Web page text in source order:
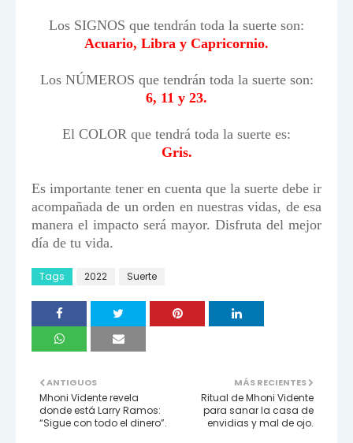
Los SIGNOS que tendrán toda la suerte son:
Acuario, Libra y Capricornio.
Los NÚMEROS que tendrán toda la suerte son:
6, 11 y 23.
El COLOR que tendrá toda la suerte es:
Gris.
Es importante tener en cuenta que la suerte debe ir
acompañada de un orden en nuestras vidas, de esa
manera el impacto será mayor. Disfruta del mejor
día de tu vida.
Tags 2022 Suerte
MÁS RECIENTES
Ritual de Mhoni Vidente
para sanar la casa de
envidias y mal de ojo.
ANTIGUOS
Mhoni Vidente revela
donde está Larry Ramos:
“Sigue con todo el dinero”.